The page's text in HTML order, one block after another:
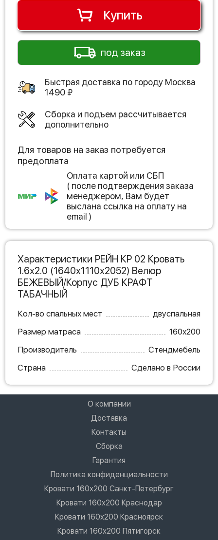
Купить
под заказ
Быстрая доставка по городу Москва
1490 ₽
Сборка и подъем рассчитывается
дополнительно
Для товаров на заказ потребуется
предоплата
Оплата картой или СБП
( после подтверждения заказа
менеджером, Вам будет
выслана ссылка на оплату на
email )
Характеристики РЕЙН КР 02 Кровать
1.6х2.0 (1640х1110х2052) Велюр
БЕЖЕВЫЙ/Корпус ДУБ КРАФТ
ТАБАЧНЫЙ
Кол-во спальных мест
двуспальная
Размер матраса
160х200
Производитель
Стендмебель
Страна
Сделано в России
О компании
Доставка
Контакты
Сборка
Гарантия
Политика конфиденциальности
Кровати 160х200 Санкт-Петербург
Кровати 160х200 Краснодар
Кровати 160х200 Красноярск
Кровати 160х200 Пятигорск